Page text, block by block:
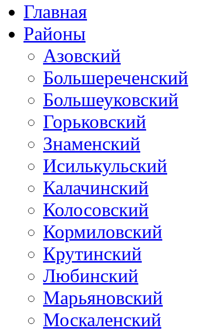
Главная
Районы
Азовский
Большереченский
Большеуковский
Горьковский
Знаменский
Исилькульский
Калачинский
Колосовский
Кормиловский
Крутинский
Любинский
Марьяновский
Москаленский